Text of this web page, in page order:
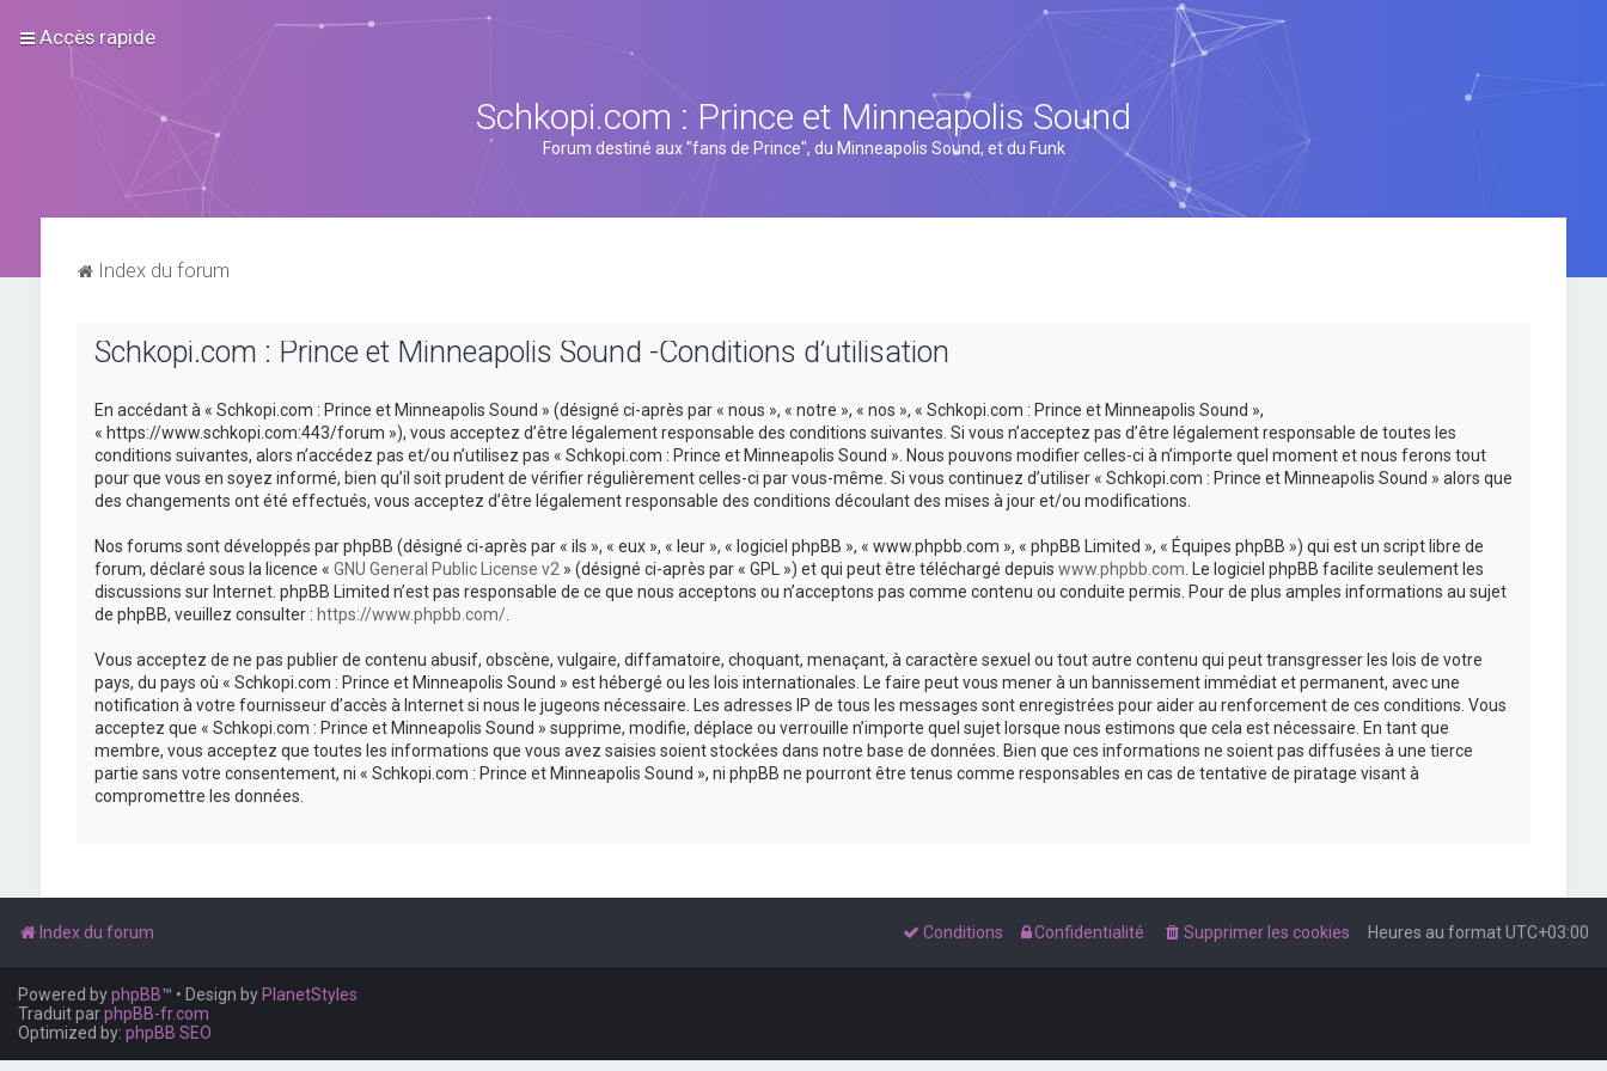
Accès rapide
Schkopi.com : Prince et Minneapolis Sound
Forum destiné aux "fans de Prince", du Minneapolis Sound, et du Funk
Index du forum
Schkopi.com : Prince et Minneapolis Sound -Conditions d’utilisation
En accédant à « Schkopi.com : Prince et Minneapolis Sound » (désigné ci-après par « nous », « notre », « nos », « Schkopi.com : Prince et Minneapolis Sound »,
« https://www.schkopi.com:443/forum »), vous acceptez d’être légalement responsable des conditions suivantes. Si vous n’acceptez pas d’être légalement responsable de toutes les
conditions suivantes, alors n’accédez pas et/ou n’utilisez pas « Schkopi.com : Prince et Minneapolis Sound ». Nous pouvons modifier celles-ci à n’importe quel moment et nous ferons tout
pour que vous en soyez informé, bien qu’il soit prudent de vérifier régulièrement celles-ci par vous-même. Si vous continuez d’utiliser « Schkopi.com : Prince et Minneapolis Sound » alors que
des changements ont été effectués, vous acceptez d’être légalement responsable des conditions découlant des mises à jour et/ou modifications.
Nos forums sont développés par phpBB (désigné ci-après par « ils », « eux », « leur », « logiciel phpBB », « www.phpbb.com », « phpBB Limited », « Équipes phpBB ») qui est un script libre de
forum, déclaré sous la licence « GNU General Public License v2 » (désigné ci-après par « GPL ») et qui peut être téléchargé depuis www.phpbb.com . Le logiciel phpBB facilite seulement les
discussions sur Internet. phpBB Limited n’est pas responsable de ce que nous acceptons ou n’acceptons pas comme contenu ou conduite permis. Pour de plus amples informations au sujet
de phpBB, veuillez consulter : https://www.phpbb.com/.
Vous acceptez de ne pas publier de contenu abusif, obscène, vulgaire, diffamatoire, choquant, menaçant, à caractère sexuel ou tout autre contenu qui peut transgresser les lois de votre
pays, du pays où « Schkopi.com : Prince et Minneapolis Sound » est hébergé ou les lois internationales. Le faire peut vous mener à un bannissement immédiat et permanent, avec une
notification à votre fournisseur d’accès à Internet si nous le jugeons nécessaire. Les adresses IP de tous les messages sont enregistrées pour aider au renforcement de ces conditions. Vous
acceptez que « Schkopi.com : Prince et Minneapolis Sound » supprime, modifie, déplace ou verrouille n’importe quel sujet lorsque nous estimons que cela est nécessaire. En tant que
membre, vous acceptez que toutes les informations que vous avez saisies soient stockées dans notre base de données. Bien que ces informations ne soient pas diffusées à une tierce
partie sans votre consentement, ni « Schkopi.com : Prince et Minneapolis Sound », ni phpBB ne pourront être tenus comme responsables en cas de tentative de piratage visant à
compromettre les données.
Index du forum Heures au formatUTC+03:00
Supprimer les cookies
Confidentialité
Conditions
Powered byphpBB™ • Design by PlanetStyles
Traduit parphpBB-fr.com
Optimized by: phpBB SEO